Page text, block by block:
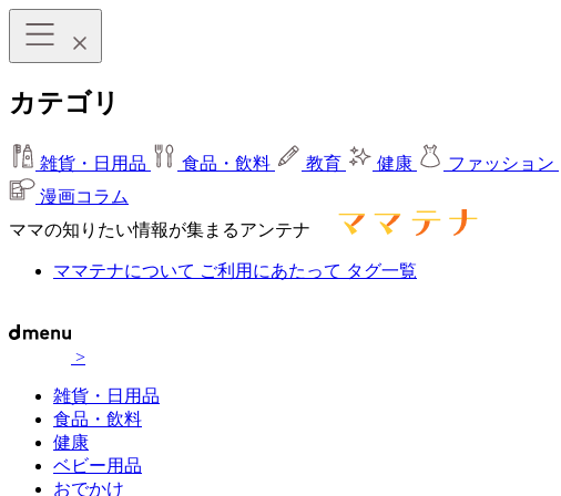
カテゴリ
雑貨・日用品 食品・飲料 教育 健康 ファッション
漫画コラム
ママの知りたい情報が集まるアンテナ
ママテナについて ご利用にあたって タグ一覧
>
雑貨・日用品
食品・飲料
健康
ベビー用品
おでかけ